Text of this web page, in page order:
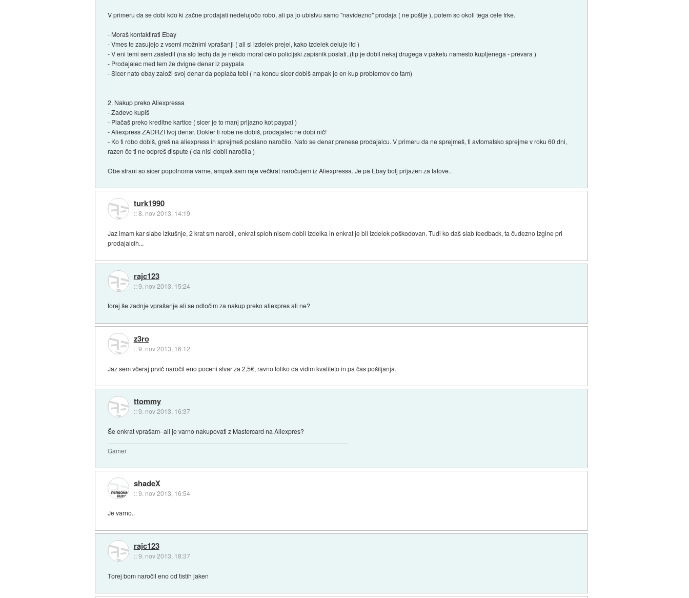
V primeru da se dobi kdo ki začne prodajati nedelujočo robo, ali pa jo ubistvu samo "navidezno" prodaja ( ne pošlje ), potem so okoli tega cele frke.
- Moraš kontaktirati Ebay
- Vmes te zasujejo z vsemi možnimi vprašanji ( ali si izdelek prejel, kako izdelek deluje itd )
- V eni temi sem zasledil (na slo tech) da je nekdo moral celo policijski zapisnik poslati..(tip je dobil nekaj drugega v paketu namesto kupljenega - prevara )
- Prodajalec med tem že dvigne denar iz paypala
- Sicer nato ebay založi svoj denar da poplača tebi ( na koncu sicer dobiš ampak je en kup problemov do tam)
2. Nakup preko Aliexpressa
- Zadevo kupiš
- Plačaš preko kreditne kartice ( sicer je to manj prijazno kot paypal )
- Aliexpress ZADRŽI tvoj denar. Dokler ti robe ne dobiš, prodajalec ne dobi nič!
- Ko ti robo dobiš, greš na aliexpress in sprejmeš poslano naročilo. Nato se denar prenese prodajalcu. V primeru da ne sprejmeš, ti avtomatsko sprejme v roku 60 dni,
razen če ti ne odpreš dispute ( da nisi dobil naročila )
Obe strani so sicer popolnoma varne, ampak sam raje večkrat naročujem iz Aliexpressa. Je pa Ebay bolj prijazen za tatove..
turk1990
::8. nov 2013, 14:19
Jaz imam kar slabe izkušnje, 2 krat sm naročil, enkrat sploh nisem dobil izdelka in enkrat je bil izdelek poškodovan. Tudi ko daš slab feedback, ta čudezno izgine pri
prodajalcih...
rajc123
::9. nov 2013, 15:24
torej še zadnje vprašanje ali se odločim za nakup preko aliexpres ali ne?
z3ro
::9. nov 2013, 16:12
Jaz sem včeraj prvič naročil eno poceni stvar za 2,5€, ravno toliko da vidim kvaliteto in pa čas pošiljanja.
ttommy
::9. nov 2013, 16:37
Še enkrat vprašam- ali je varno nakupovati z Mastercard na Aliexpres?
Gamer
shadeX
::9. nov 2013, 16:54
Je varno..
rajc123
::9. nov 2013, 18:37
Torej bom naročil eno od tistih jaken